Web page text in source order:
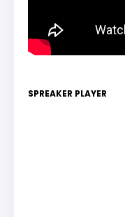
SPREAKER PLAYER